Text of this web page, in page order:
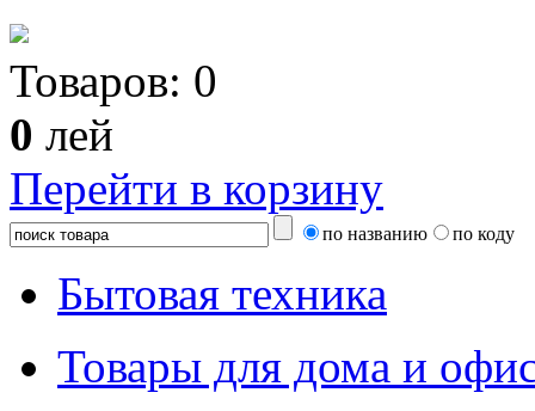
Товаров: 0
0 лей
Перейти в корзину
по названию по коду
Бытовая техника
Товары для дома и